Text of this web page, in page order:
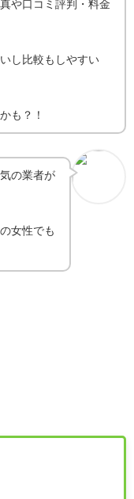
や口コミ評判・料金
し比較もしやすい
も？！
の業者が
女性でも